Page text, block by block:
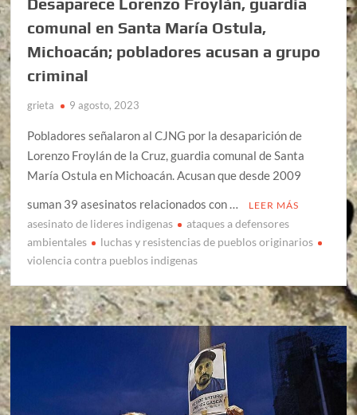
comunal en Santa María Ostula,
Michoacán; pobladores acusan a grupo
criminal
grieta 9 agosto, 2023
Pobladores señalaron al CJNG por la desaparición de
Lorenzo Froylán de la Cruz, guardia comunal de Santa
María Ostula en Michoacán. Acusan que desde 2009
suman 39 asesinatos relacionados con …
LEER MÁS
asesinato de lideres indigenas
ataques a defensores
ambientales
luchas y resistencias de pueblos originarios
violencia contra pueblos indigenas